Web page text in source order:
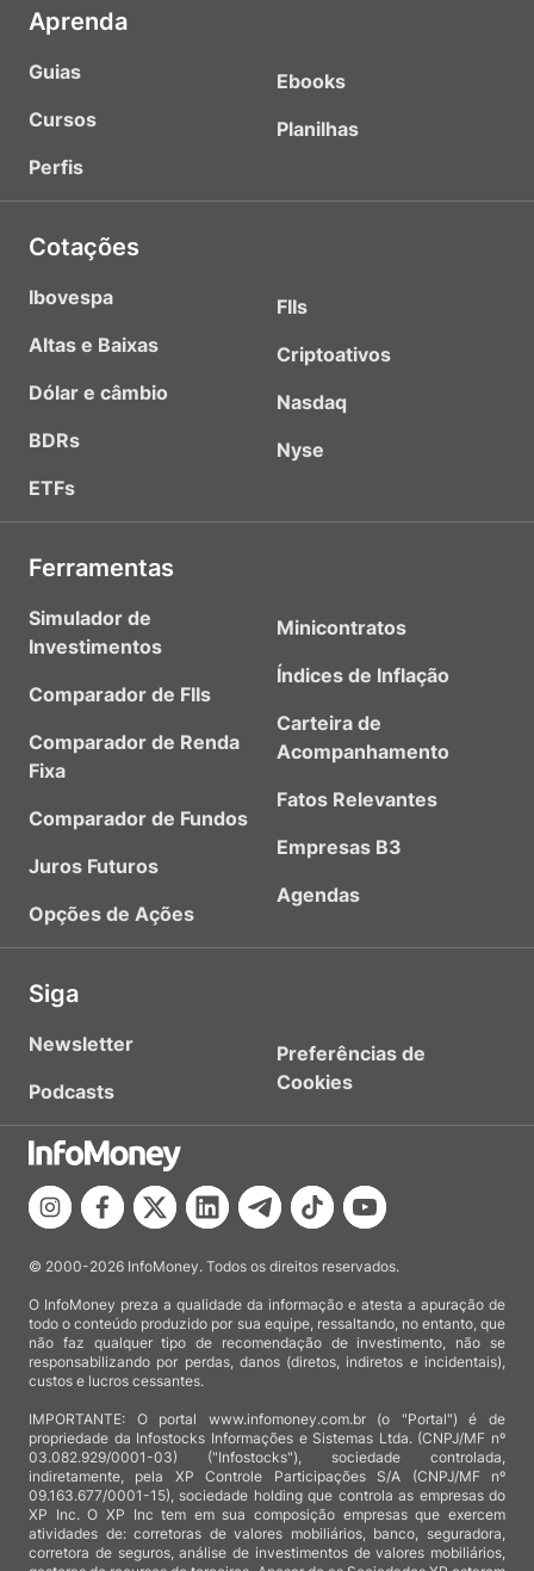
Aprenda
Guias
Cursos
Perfis
Ebooks
Planilhas
Cotações
Ibovespa
Altas e Baixas
Dólar e câmbio
BDRs
ETFs
FIIs
Criptoativos
Nasdaq
Nyse
Ferramentas
Simulador de
Investimentos
Comparador de FIIs
Comparador de Renda
Fixa
Comparador de Fundos
Juros Futuros
Opções de Ações
Minicontratos
Índices de Inflação
Carteira de
Acompanhamento
Fatos Relevantes
Empresas B3
Agendas
Siga
Newsletter
Podcasts
Preferências de
Cookies
© 2000-2026 InfoMoney. Todos os direitos reservados.
O InfoMoney preza a qualidade da informação e atesta a apuração de
todo o conteúdo produzido por sua equipe, ressaltando, no entanto, que
não faz qualquer tipo de recomendação de investimento, não se
responsabilizando por perdas, danos (diretos, indiretos e incidentais),
custos e lucros cessantes.
IMPORTANTE: O portal www.infomoney.com.br (o "Portal") é de
propriedade da Infostocks Informações e Sistemas Ltda. (CNPJ/MF nº
03.082.929/0001-03) ("Infostocks"), sociedade controlada,
indiretamente, pela XP Controle Participações S/A (CNPJ/MF nº
09.163.677/0001-15), sociedade holding que controla as empresas do
XP Inc. O XP Inc tem em sua composição empresas que exercem
atividades de: corretoras de valores mobiliários, banco, seguradora,
corretora de seguros, análise de investimentos de valores mobiliários,